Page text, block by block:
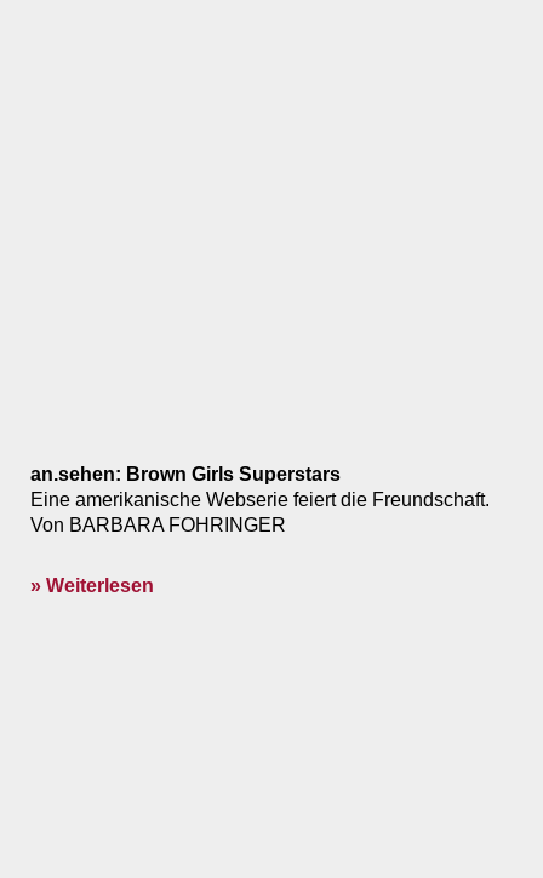
an.sehen: Brown Girls Superstars
Eine amerikanische Webserie feiert die Freundschaft.
Von BARBARA FOHRINGER
» Weiterlesen